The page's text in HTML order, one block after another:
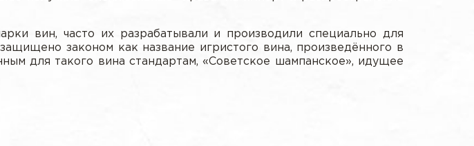
вин, часто их разрабатывали и производили специально для
законом как название игристого вина, произведённого в
для такого вина стандартам, «Советское шампанское», идущее